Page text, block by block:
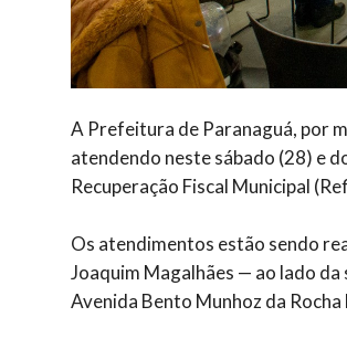
A Prefeitura de Paranaguá, por
atendendo neste sábado (28) e
Recuperação Fiscal Municipal
Os atendimentos estão sendo
Joaquim Magalhães — ao lado
Avenida Bento Munhoz da